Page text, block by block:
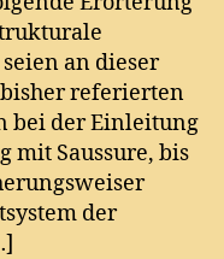
ein
Ende
an dieser
referierten
bei der Einleitung
mit Saussure, bis
der